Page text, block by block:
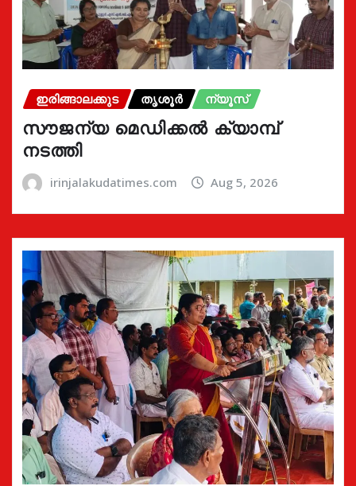
ഇരിങ്ങാലക്കുട തൃശൂർ ന്യൂസ്
സൗജന്യ മെഡിക്കൽ ക്യാമ്പ്
നടത്തി
irinjalakudatimes.com Aug 5, 2026